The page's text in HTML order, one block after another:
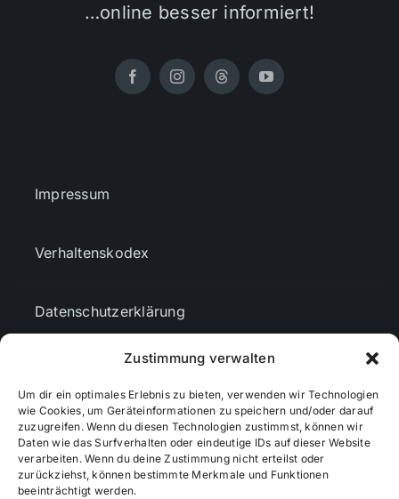
Zustimmung verwalten
Um dir ein optimales Erlebnis zu bieten, verwenden wir Technologien
wie Cookies, um Geräteinformationen zu speichern und/oder darauf
zuzugreifen. Wenn du diesen Technologien zustimmst, können wir
Daten wie das Surfverhalten oder eindeutige IDs auf dieser Website
verarbeiten. Wenn du deine Zustimmung nicht erteilst oder
zurückziehst, können bestimmte Merkmale und Funktionen
beeinträchtigt werden.
…online besser informiert!
Impressum
Verhaltenskodex
Datenschutzerklärung
Cookie-Richtlinie (EU)
Mediendaten